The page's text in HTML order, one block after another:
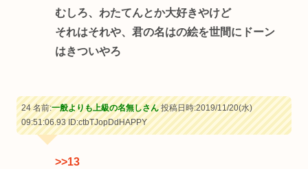
むしろ、わたてんとか大好きやけど
それはそれや、君の名はの絵を世間にドーン
はきついやろ
24 名前:一般よりも上級の名無しさん投稿日時:2019/11/20(水)
09:51:06.93ID:ctbTJopDdHAPPY
>>13